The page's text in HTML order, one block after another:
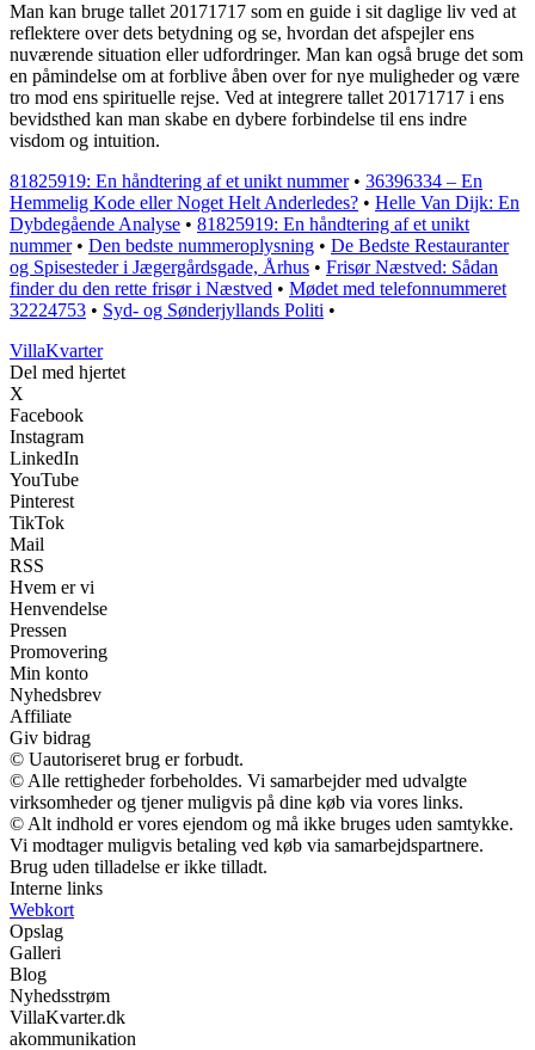
Man kan bruge tallet 20171717 som en guide i sit daglige liv ved at
reflektere over dets betydning og se, hvordan det afspejler ens
nuværende situation eller udfordringer. Man kan også bruge det som
en påmindelse om at forblive åben over for nye muligheder og være
tro mod ens spirituelle rejse. Ved at integrere tallet 20171717 i ens
bevidsthed kan man skabe en dybere forbindelse til ens indre
visdom og intuition.
81825919: En håndtering af et unikt nummer• 36396334 – En
Hemmelig Kode eller Noget Helt Anderledes? • Helle Van Dijk: En
Dybdegående Analyse • 81825919: En håndtering af et unikt
nummer• Den bedste nummeroplysning • De Bedste Restauranter
og Spisesteder i Jægergårdsgade, Århus • Frisør Næstved: Sådan
finder du den rette frisør i Næstved • Mødet med telefonnummeret
32224753 • Syd- og Sønderjyllands Politi •
VillaKvarter
Del med hjertet
X
Facebook
Instagram
LinkedIn
YouTube
Pinterest
TikTok
Mail
RSS
Hvem er vi
Henvendelse
Pressen
Promovering
Min konto
Nyhedsbrev
Affiliate
Giv bidrag
© Uautoriseret brug er forbudt.
© Alle rettigheder forbeholdes. Vi samarbejder med udvalgte
virksomheder og tjener muligvis på dine køb via vores links.
© Alt indhold er vores ejendom og må ikke bruges uden samtykke.
Vi modtager muligvis betaling ved køb via samarbejdspartnere.
Brug uden tilladelse er ikke tilladt.
Interne links
Webkort
Opslag
Galleri
Blog
Nyhedsstrøm
VillaKvarter.dk
akommunikation